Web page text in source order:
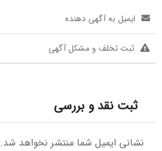
ایمیل به آگهی دهنده
ثبت تخلف و مشکل آگهی
ثبت نقد و بررسی
نشانی ایمیل شما منتشر نخواهد شد.